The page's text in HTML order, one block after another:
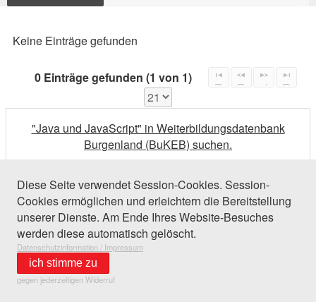
Keine Einträge gefunden
0 Einträge gefunden (1 von 1)
"Java und JavaScript" in Weiterbildungsdatenbank
Burgenland (BuKEB) suchen.
Diese Seite verwendet Session-Cookies. Session-
Cookies ermöglichen und erleichtern die Bereitstellung
unserer Dienste. Am Ende Ihres Website-Besuches
werden diese automatisch gelöscht.
Datenschutzinformation / Impressum
ich stimme zu
gegen jederzeitigen Widerruf